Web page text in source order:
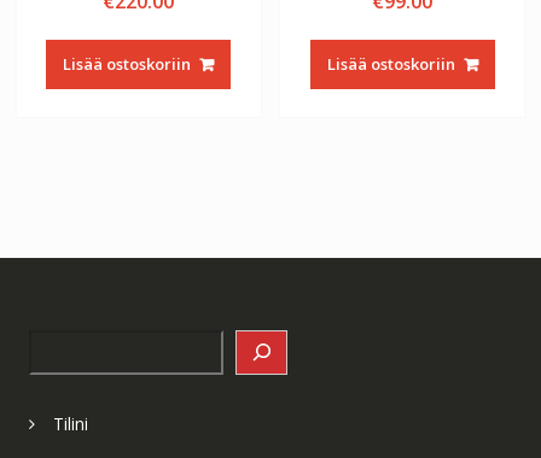
Lisää ostoskoriin Lisää ostoskoriin
Tilini